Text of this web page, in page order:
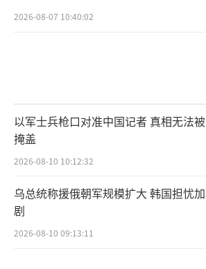
2026-08-07 10:40:02
以军士兵枪口对准中国记者 真相无法被
掩盖
2026-08-10 10:12:32
乌总统称援俄朝军规模扩大 韩国担忧加
剧
2026-08-10 09:13:11